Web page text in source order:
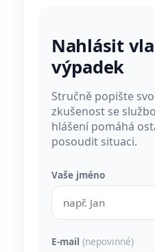
Nahlásit
výpadek
Stručně popište
zkušenost se
hlášení pomáhá
posoudit situaci.
Vaše jméno
E-mail (nepovinné)